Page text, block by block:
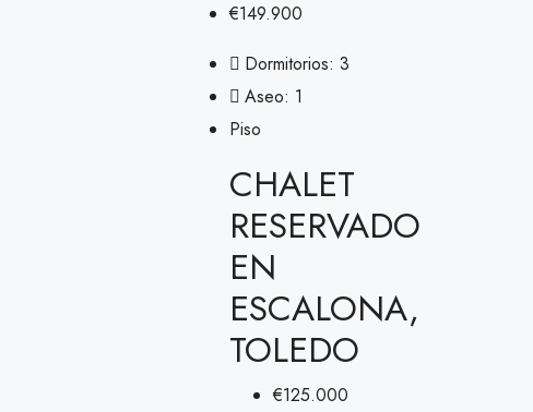
€149.900
Dormitorios: 3
Aseo: 1
Piso
CHALET
RESERVADO
EN
ESCALONA,
TOLEDO
€125.000